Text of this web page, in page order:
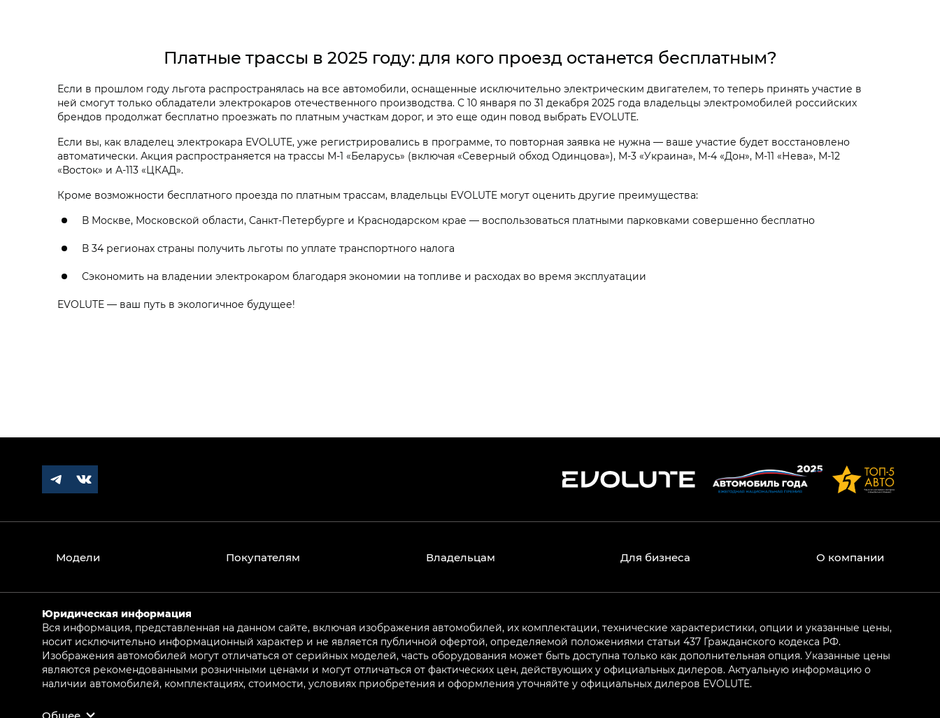
Платные трассы в 2025 году: для кого проезд останется бесплатным?
Если в прошлом году льгота распространялась на все автомобили, оснащенные исключительно электрическим двигателем, то теперь принять участие в
ней смогут только обладатели электрокаров отечественного производства. С 10 января по 31 декабря 2025 года владельцы электромобилей российских
брендов продолжат бесплатно проезжать по платным участкам дорог, и это еще один повод выбрать EVOLUTE.
Если вы, как владелец электрокара EVOLUTE, уже регистрировались в программе, то повторная заявка не нужна — ваше участие будет восстановлено
автоматически. Акция распространяется на трассы М-1 «Беларусь» (включая «Северный обход Одинцова»), М-3 «Украина», М-4 «Дон», М-11 «Нева», М-12
«Восток» и А-113 «ЦКАД».
Кроме возможности бесплатного проезда по платным трассам, владельцы EVOLUTE могут оценить другие преимущества:
В Москве, Московской области, Санкт-Петербурге и Краснодарском крае — воспользоваться платными парковками совершенно бесплатно
В 34 регионах страны получить льготы по уплате транспортного налога
Сэкономить на владении электрокаром благодаря экономии на топливе и расходах во время эксплуатации
EVOLUTE — ваш путь в экологичное будущее!
Модели Покупателям Владельцам Для бизнеса О компании
Юридическая информация
Вся информация, представленная на данном сайте, включая изображения автомобилей, их комплектации, технические характеристики, опции и указанные цены,
носит исключительно информационный характер и не является публичной офертой, определяемой положениями статьи 437 Гражданского кодекса РФ.
Изображения автомобилей могут отличаться от серийных моделей, часть оборудования может быть доступна только как дополнительная опция. Указанные цены
являются рекомендованными розничными ценами и могут отличаться от фактических цен, действующих у официальных дилеров. Актуальную информацию о
наличии автомобилей, комплектациях, стоимости, условиях приобретения и оформления уточняйте у официальных дилеров EVOLUTE.
Общее